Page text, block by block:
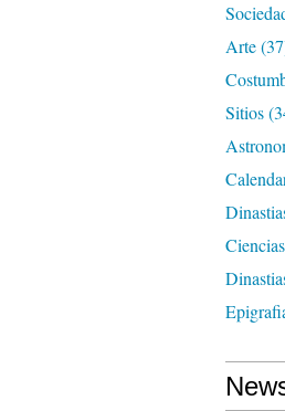
Arte
Sitios
Ciencias